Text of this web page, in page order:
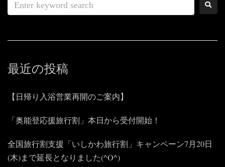
最近の投稿
【日帰り入浴営業再開のご案内】
「奥能登応援旅行割」本日から受付開始！
全国旅行割支援「いしかわ旅行割」キャンペーン7月20日
(木)まで延長となりました(^O^)